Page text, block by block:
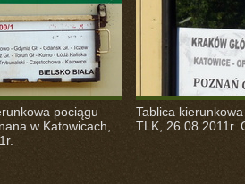
pociągu
w Katowicach,
Tablica
TLK, 26.08.2011r.